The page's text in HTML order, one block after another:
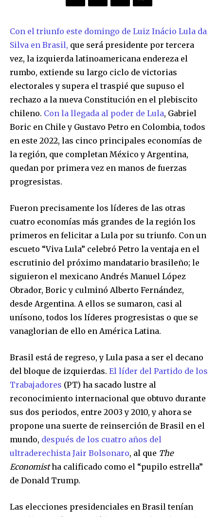
Con el triunfo este domingo de Luiz Inácio Lula da
Silva en Brasil, que será presidente por tercera
vez, la izquierda latinoamericana endereza el
rumbo, extiende su largo ciclo de victorias
electorales y supera el traspié que supuso el
rechazo a la nueva Constitución en el plebiscito
chileno. Con la llegada al poder de Lula, Gabriel
Boric en Chile y Gustavo Petro en Colombia, todos
en este 2022, las cinco principales economías de
la región, que completan México y Argentina,
quedan por primera vez en manos de fuerzas
progresistas.
Fueron precisamente los líderes de las otras
cuatro economías más grandes de la región los
primeros en felicitar a Lula por su triunfo. Con un
escueto “Viva Lula” celebró Petro la ventaja en el
escrutinio del próximo mandatario brasileño; le
siguieron el mexicano Andrés Manuel López
Obrador, Boric y culminó Alberto Fernández,
desde Argentina. A ellos se sumaron, casi al
unísono, todos los líderes progresistas o que se
vanaglorian de ello en América Latina.
Brasil está de regreso, y Lula pasa a ser el decano
del bloque de izquierdas. El líder del Partido de los
Trabajadores (PT) ha sacado lustre al
reconocimiento internacional que obtuvo durante
sus dos periodos, entre 2003 y 2010, y ahora se
propone una suerte de reinserción de Brasil en el
mundo, después de los cuatro años del
ultraderechista Jair Bolsonaro, al que The
Economistha calificado como el “pupilo estrella”
de Donald Trump.
Las elecciones presidenciales en Brasil tenían